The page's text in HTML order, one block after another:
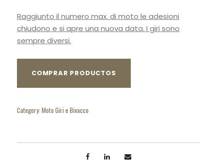
Raggiunto il numero max. di moto le adesioni
chiudono e si apre una nuova data. I giri sono
sempre diversi.
COMPRAR PRODUCTOS
Category: Moto Giri e Bivacco